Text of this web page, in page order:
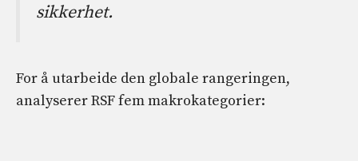
sikkerhet.
For å utarbeide den globale rangeringen,
analyserer RSF fem makrokategorier: